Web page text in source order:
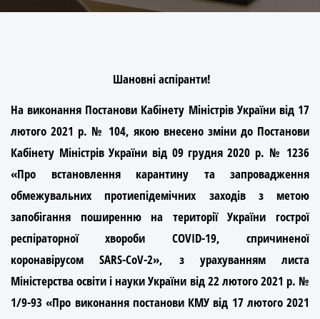
Шановні аспіранти!
На виконання Постанови Кабiнету Мiнiстрiв України вiд 17
лютого 2021 р. № 104, якою внесено зміни до Постанови
Кабінету Мiнiстрiв України вiд 09 грудня 2020 р. № 1236
«Про встановлення карантину та запровадження
обмежувальних протиепідемічних заходів з метою
запобігання поширенню на території України гострої
респіраторної хвороби COVID-19, спричиненої
коронавірусом SARS-CoV-2», з урахуванням листа
Міністерства освіти i науки України вiд 22 лютого 2021 р. №
1/9-93 «Про виконання постанови КМУ вiд 17 лютого 2021